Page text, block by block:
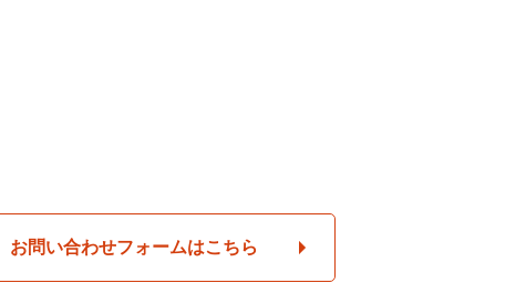
お問い合わせフォームはこちら